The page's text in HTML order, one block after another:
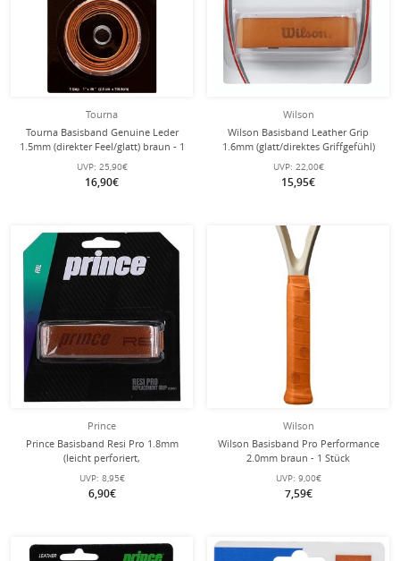
Tourna
Tourna Basisband Genuine Leder
1.5mm (direkter Feel/glatt) braun - 1
Stück
UVP: 25,90€
16,90€
Wilson
Wilson Basisband Leather Grip
1.6mm (glatt/direktes Griffgefühl)
braun - 1 Stück
UVP: 22,00€
15,95€
Prince
Prince Basisband Resi Pro 1.8mm
(leicht perforiert,
Schweissabsorbtion) braun - 1 Stück
UVP: 8,95€
6,90€
Wilson
Wilson Basisband Pro Performance
2.0mm braun - 1 Stück
UVP: 9,00€
7,59€